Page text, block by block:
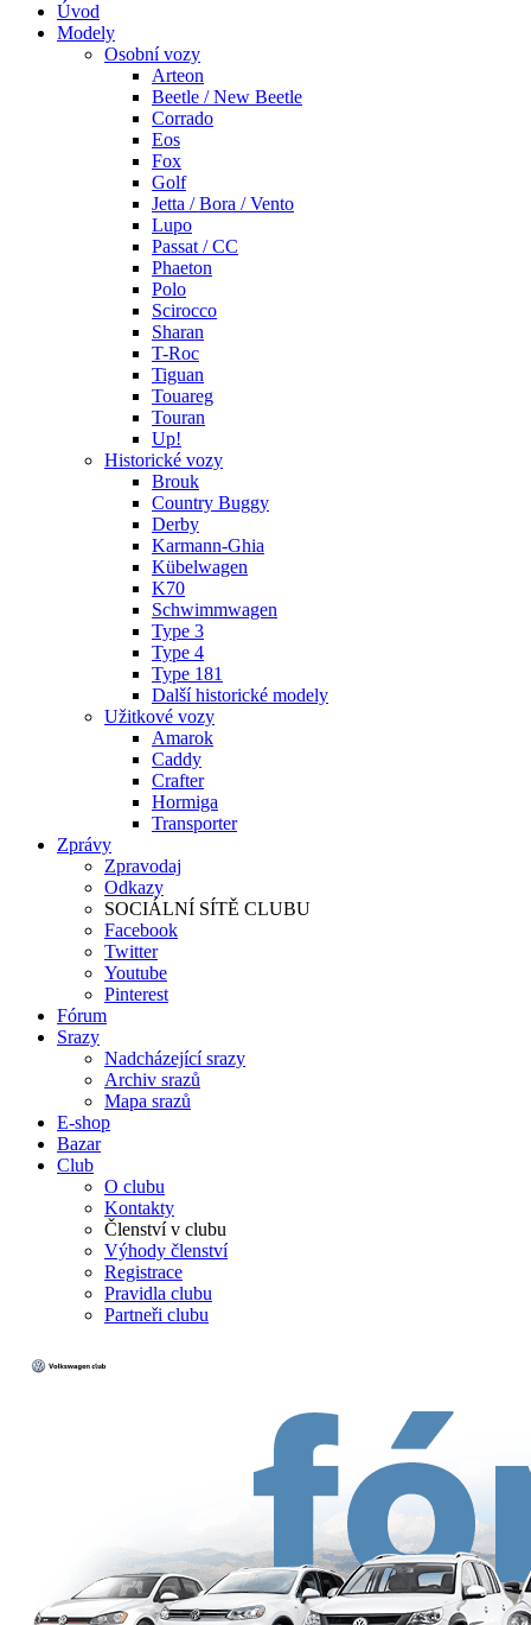
Úvod
Modely
Osobní vozy
Arteon
Beetle / New Beetle
Corrado
Eos
Fox
Golf
Jetta / Bora / Vento
Lupo
Passat / CC
Phaeton
Polo
Scirocco
Sharan
T-Roc
Tiguan
Touareg
Touran
Up!
Historické vozy
Brouk
Country Buggy
Derby
Karmann-Ghia
Kübelwagen
K70
Schwimmwagen
Type 3
Type 4
Type 181
Další historické modely
Užitkové vozy
Amarok
Caddy
Crafter
Hormiga
Transporter
Zprávy
Zpravodaj
Odkazy
SOCIÁLNÍ SÍTĚ CLUBU
Facebook
Twitter
Youtube
Pinterest
Fórum
Srazy
Nadcházející srazy
Archiv srazů
Mapa srazů
E-shop
Bazar
Club
O clubu
Kontakty
Členství v clubu
Výhody členství
Registrace
Pravidla clubu
Partneři clubu